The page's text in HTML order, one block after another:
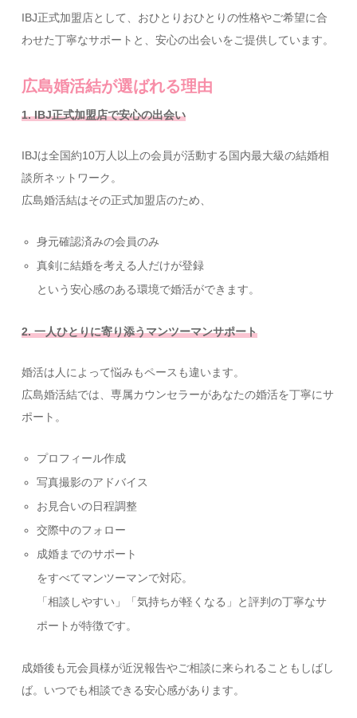
IBJ正式加盟店として、おひとりおひとりの性格やご希望に合
わせた丁寧なサポートと、安心の出会いをご提供しています。
広島婚活結が選ばれる理由
1. IBJ正式加盟店で安心の出会い
IBJは全国約10万人以上の会員が活動する国内最大級の結婚相
談所ネットワーク。
広島婚活結はその正式加盟店のため、
身元確認済みの会員のみ
真剣に結婚を考える人だけが登録
という安心感のある環境で婚活ができます。
2. 一人ひとりに寄り添うマンツーマンサポート
婚活は人によって悩みもペースも違います。
広島婚活結では、専属カウンセラーがあなたの婚活を丁寧にサ
ポート。
プロフィール作成
写真撮影のアドバイス
お見合いの日程調整
交際中のフォロー
成婚までのサポート
をすべてマンツーマンで対応。
「相談しやすい」「気持ちが軽くなる」と評判の丁寧なサ
ポートが特徴です。
成婚後も元会員様が近況報告やご相談に来られることもしばし
ば。いつでも相談できる安心感があります。